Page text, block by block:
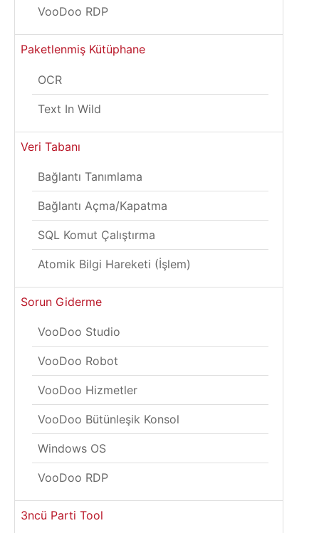
VooDoo RDP
Paketlenmiş Kütüphane
OCR
Text In Wild
Veri Tabanı
Bağlantı Tanımlama
Bağlantı Açma/Kapatma
SQL Komut Çalıştırma
Atomik Bilgi Hareketi (İşlem)
Sorun Giderme
VooDoo Studio
VooDoo Robot
VooDoo Hizmetler
VooDoo Bütünleşik Konsol
Windows OS
VooDoo RDP
3ncü Parti Tool